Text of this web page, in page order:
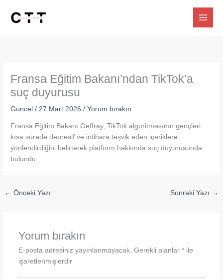
Fransa Eğitim Bakanı’ndan TikTok’a
suç duyurusu
Güncel /27 Mart 2026/Yorum bırakın
Fransa Eğitim Bakanı Geffray, TikTok algoritmasının gençleri
kısa sürede depresif ve intihara teşvik eden içeriklere
yönlendirdiğini belirterek platform hakkında suç duyurusunda
bulundu
← Önceki Yazı Sonraki Yazı →
Yorum bırakın
E-posta adresiniz yayınlanmayacak. Gerekli alanlar *ile
işaretlenmişlerdir